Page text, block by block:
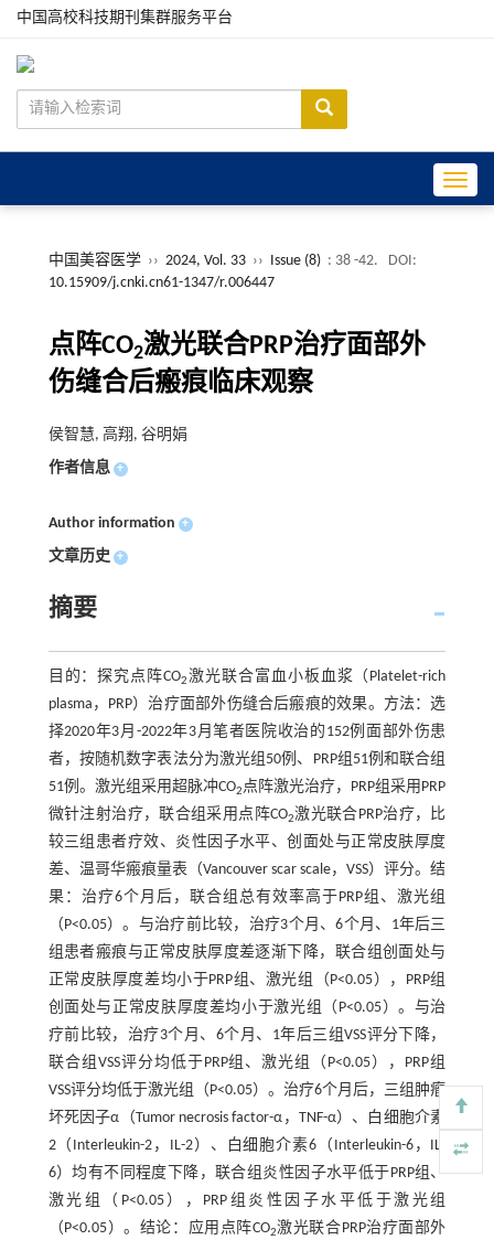
中国高校科技期刊集群服务平台
中国美容医学 ›› 2024, Vol. 33 ›› Issue (8) : 38 -42.
DOI:
10.15909/j.cnki.cn61-1347/r.006447
点阵CO2激光联合PRP治疗面部外
伤缝合后瘢痕临床观察
侯智慧, 高翔, 谷明娟
作者信息 +
Author information +
文章历史 +
摘要
目的：探究点阵CO2激光联合富血小板血浆（Platelet-rich
plasma，PRP）治疗面部外伤缝合后瘢痕的效果。方法：选
择2020年3月-2022年3月笔者医院收治的152例面部外伤患
者，按随机数字表法分为激光组50例、PRP组51例和联合组
51例。激光组采用超脉冲CO2点阵激光治疗，PRP组采用PRP
微针注射治疗，联合组采用点阵CO2激光联合PRP治疗，比
较三组患者疗效、炎性因子水平、创面处与正常皮肤厚度
差、温哥华瘢痕量表（Vancouver scar scale，VSS）评分。结
果：治疗6个月后，联合组总有效率高于PRP组、激光组
（P<0.05）。与治疗前比较，治疗3个月、6个月、1年后三
组患者瘢痕与正常皮肤厚度差逐渐下降，联合组创面处与
正常皮肤厚度差均小于PRP组、激光组（P<0.05），PRP组
创面处与正常皮肤厚度差均小于激光组（P<0.05）。与治
疗前比较，治疗3个月、6个月、1年后三组VSS评分下降，
联合组VSS评分均低于PRP组、激光组（P<0.05），PRP组
VSS评分均低于激光组（P<0.05）。治疗6个月后，三组肿瘤
坏死因子α（Tumor necrosis factor-α，TNF-α）、白细胞介素
2（Interleukin-2，IL-2）、白细胞介素6（Interleukin-6，IL-
6）均有不同程度下降，联合组炎性因子水平低于PRP组、
激光组（P<0.05），PRP组炎性因子水平低于激光组
（P<0.05）。结论：应用点阵CO2激光联合PRP治疗面部外